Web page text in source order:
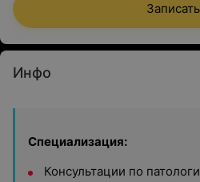
Инфо
Специализация:
Консультации по